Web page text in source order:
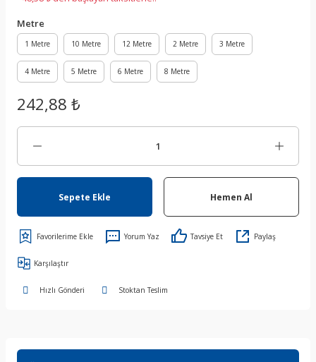
Metre
1 Metre 10 Metre 12 Metre 2 Metre 3 Metre
4 Metre 5 Metre 6 Metre 8 Metre
242,88 ₺
Sepete Ekle Hemen Al
Yorum Yaz Tavsiye Et Paylaş
Karşılaştır
Hızlı Gönderi Stoktan Teslim